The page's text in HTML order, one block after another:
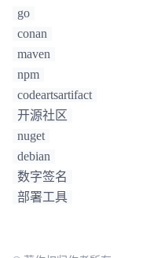
go
conan
maven
npm
codeartsartifact
开源社区
nuget
debian
数字签名
部署工具